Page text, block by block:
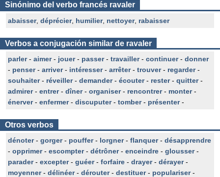
Sinónimo del verbo francés ravaler
abaisser, déprécier, humilier, nettoyer, rabaisser
Verbos a conjugación similar de ravaler
parler- aimer- jouer- passer- travailler- continuer- donner
- penser- arriver- intéresser- arrêter- trouver- regarder-
souhaiter- réveiller- demander- écouter- rester- quitter-
admirer- entrer- dîner- organiser- rencontrer- monter-
énerver- enfermer- discuputer- tomber- présenter-
Otros verbos
dénoter- gorger- pouffer- lorgner- flanquer- désapprendre
- opprimer- escompter- détrôner- enceindre - glousser-
parader- excepter- guéer- forfaire - drayer- dérayer-
moyenner- délinéer- dérouter- destituer- populariser-